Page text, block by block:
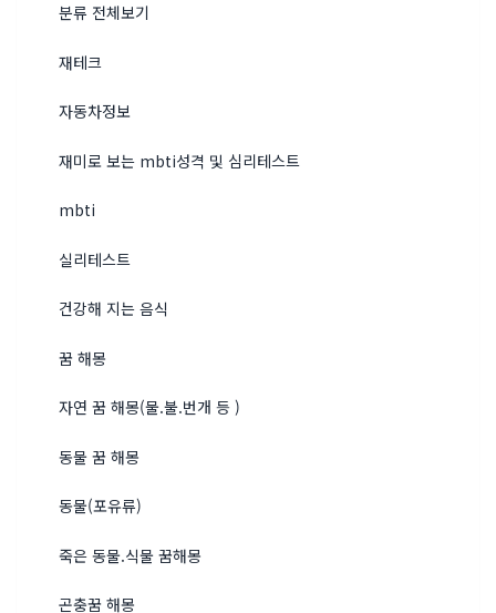
분류 전체보기
재테크
자동차정보
재미로 보는 mbti성격 및 심리테스트
mbti
실리테스트
건강해 지는 음식
꿈 해몽
자연 꿈 해몽(물.불.번개 등 )
동물 꿈 해몽
동물(포유류)
죽은 동물.식물 꿈해몽
곤충꿈 해몽